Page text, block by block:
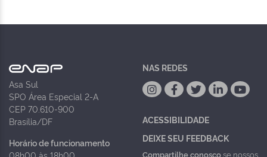
Asa Sul
SPO Área Especial 2-A
CEP 70.610-900
Brasília/DF
Horário de funcionamento
NAS REDES
ACESSIBILIDADE
DEIXE SEU FEEDBACK
Compartilhe conoscose nossos